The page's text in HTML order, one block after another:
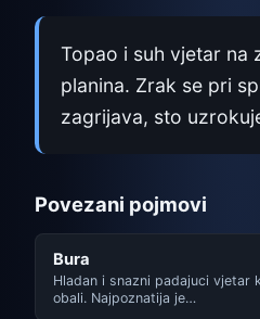
Topao i suh vjetar na
planina. Zrak se pri
zagrijava, sto
Povezani pojmovi
Bura
Hladan i snazni padajuci vjetar
obali. Najpoznatija je…